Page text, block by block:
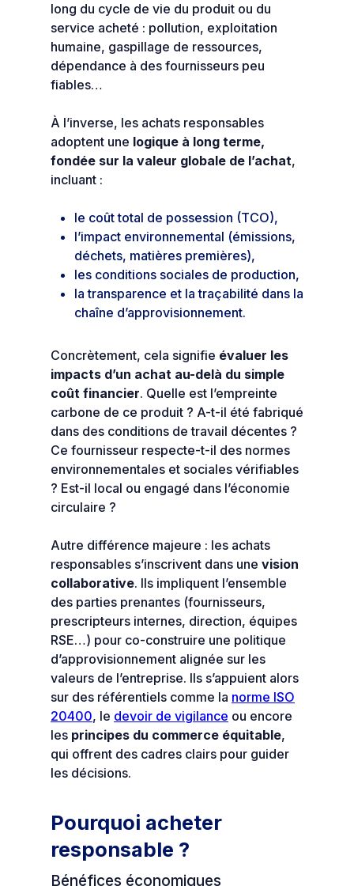
long du cycle de vie du produit ou du
service acheté : pollution, exploitation
humaine, gaspillage de ressources,
dépendance à des fournisseurs peu
fiables…
À l’inverse, les achats responsables
adoptent une logique à long terme,
fondée sur la valeur globale de l’achat,
incluant :
le coût total de possession (TCO),
l’impact environnemental (émissions,
déchets, matières premières),
les conditions sociales de production,
la transparence et la traçabilité dans la
chaîne d’approvisionnement.
Concrètement, cela signifie évaluer les
impacts d’un achat au-delà du simple
coût financier. Quelle est l’empreinte
carbone de ce produit ? A-t-il été fabriqué
dans des conditions de travail décentes ?
Ce fournisseur respecte-t-il des normes
environnementales et sociales vérifiables
? Est-il local ou engagé dans l’économie
circulaire ?
Autre différence majeure : les achats
responsables s’inscrivent dans une vision
collaborative. Ils impliquent l’ensemble
des parties prenantes (fournisseurs,
prescripteurs internes, direction, équipes
RSE…) pour co-construire une politique
d’approvisionnement alignée sur les
valeurs de l’entreprise. Ils s’appuient alors
sur des référentiels comme la norme ISO
20400, le devoir de vigilance ou encore
les principes du commerce équitable,
qui offrent des cadres clairs pour guider
les décisions.
Pourquoi acheter
responsable ?
Bénéfices économiques